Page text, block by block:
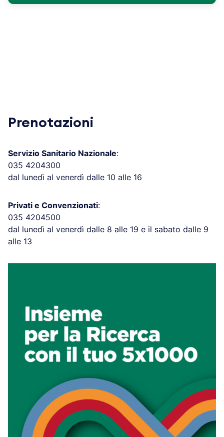
Prenotazioni
Servizio Sanitario Nazionale:
035 4204300
dal lunedì al venerdì dalle 10 alle 16
Privati e Convenzionati:
035 4204500
dal lunedì al venerdì dalle 8 alle 19 e il sabato dalle 9
alle 13